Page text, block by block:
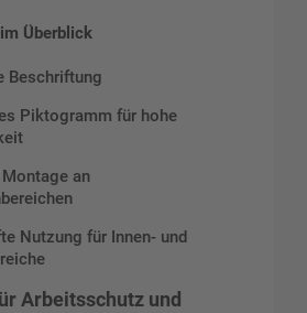
Überblick
Beschriftung
Piktogramm für hohe
an
Nutzung für Innen- und
Arbeitsschutz und